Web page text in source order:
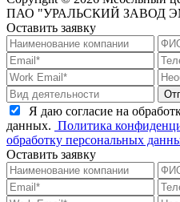
ПАО "УРАЛЬСКИЙ ЗАВОД
Оставить заявку
Я даю согласие на
данных. Политика
обработку персональных
Оставить заявку